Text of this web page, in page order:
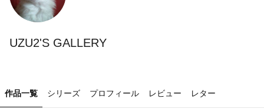
UZU2'S GALLERY
作品一覧 シリーズ プロフィール レビュー レター